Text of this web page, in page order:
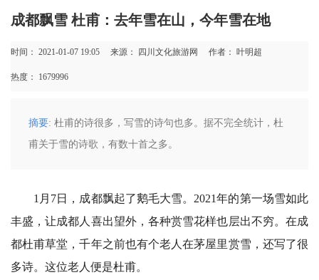
成都飘雪 杜甫：去年雪在山，今年雪在地
时间： 2021-01-07 19:05 来源： 四川文化旅游网 作者： 叶明超
热度： 1679996
摘要: 杜甫的诗很多，写雪的诗句也多。据不完全统计，杜
甫关于雪的诗歌，有数十首之多。
1月7日，成都飘起了鹅毛大雪。2021年的第一场雪如此
丰盛，让成都人喜出望外，各种赏雪花样也层出不穷。在成
都杜甫草堂，千年之前也有个老人在茅屋里赏雪，还写了很
多诗。这位老人便是杜甫。